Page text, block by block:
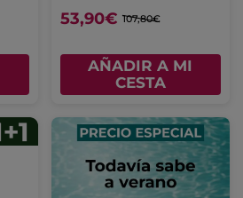
53,90€ 107,80€
AÑADIR A MI
CESTA